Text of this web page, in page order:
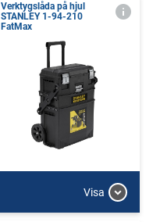
Verktygslåda på hjul
STANLEY 1-94-210
FatMax
Visa